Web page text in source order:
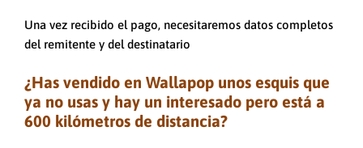
Una vez recibido el pago, necesitaremos datos completos
del remitente y del destinatario
¿Has vendido en Wallapop unos esquis que
ya no usas y hay un interesado pero está a
600 kilómetros de distancia?